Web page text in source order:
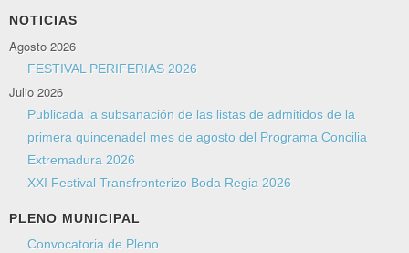
NOTICIAS
Agosto 2026
FESTIVAL PERIFERIAS 2026
Julio 2026
Publicada la subsanación de las listas de admitidos de la
primera quincenadel mes de agosto del Programa Concilia
Extremadura 2026
XXI Festival Transfronterizo Boda Regia 2026
PLENO MUNICIPAL
Convocatoria de Pleno